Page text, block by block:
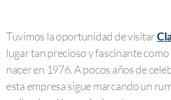
Tuvimos la oportunidad de visitar
lugar tan precioso y fascinante como
nacer en 1976. A pocos años de
esta empresa sigue marcando un